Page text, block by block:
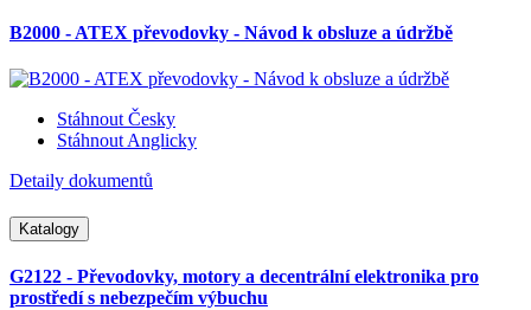
B2000 - ATEX převodovky - Návod k obsluze a údržbě
Stáhnout Česky
Stáhnout Anglicky
Detaily dokumentů
Katalogy
G2122 - Převodovky, motory a decentrální elektronika pro
prostředí s nebezpečím výbuchu